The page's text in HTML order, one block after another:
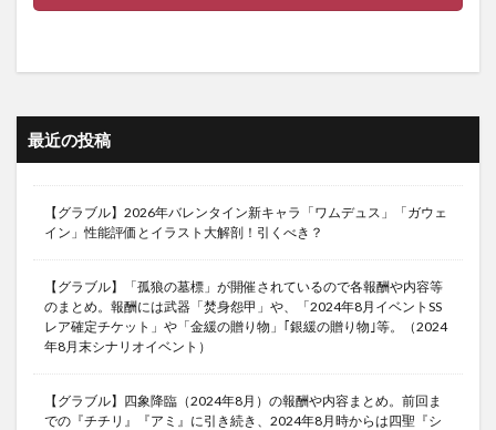
最近の投稿
【グラブル】2026年バレンタイン新キャラ「ワムデュス」「ガウェ
イン」性能評価とイラスト大解剖！引くべき？
【グラブル】「孤狼の墓標」が開催されているので各報酬や内容等
のまとめ。報酬には武器「焚身怨甲」や、「2024年8月イベントSS
レア確定チケット」や「金緩の贈り物」｢銀緩の贈り物｣等。（2024
年8月末シナリオイベント）
【グラブル】四象降臨（2024年8月）の報酬や内容まとめ。前回ま
での『チチリ』『アミ』に引き続き、2024年8月時からは四聖『シ